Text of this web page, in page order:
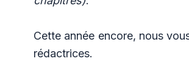
Cette année encore, nous
rédactrices.